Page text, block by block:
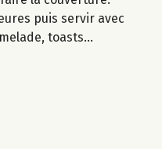
puis servir avec
toasts...